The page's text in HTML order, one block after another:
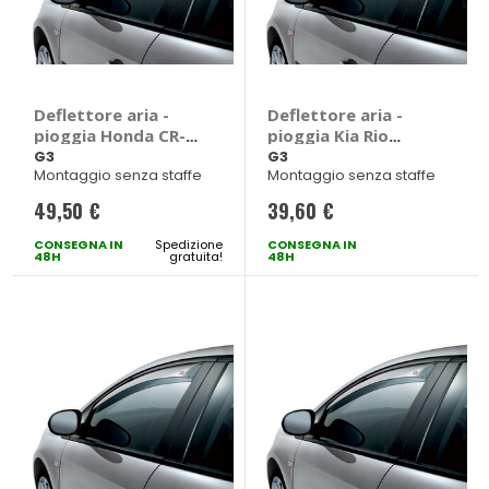
Deflettore aria -
pioggia Honda CR-V
2012>2016 - G3
Honda CR-V 2012 >
2016 5 porte
G3
Montaggio senza staffe
49,50 €
CONSEGNA IN
48H
Spedizione
gratuita!
Deflettore aria -
pioggia Kia Rio
2017> - G3 Kia Rio
2017 > 5 porte
G3
Montaggio senza staffe
39,60 €
CONSEGNA IN
48H